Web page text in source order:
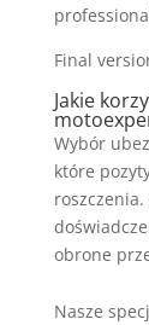
Final
Jakie
Wybór
które
obrone
Nasze